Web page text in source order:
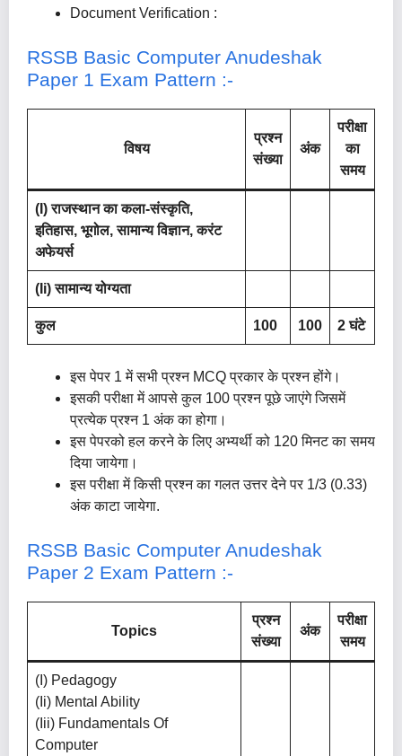
Document Verification :
RSSB Basic Computer Anudeshak
Paper 1 Exam Pattern :-
विषय
प्रश्न
संख्या
अंक
परीक्षा
का
समय
(i) राजस्थान का कला-संस्कृति,
इतिहास, भूगोल, सामान्य विज्ञान, करंट
अफेयर्स
(ii) सामान्य योग्यता
कुल 100 100 2 घंटे
इस पेपर 1 में सभी प्रश्न MCQ प्रकार के प्रश्न होंगे।
इसकी परीक्षा में आपसे कुल 100 प्रश्न पूछे जाएंगे जिसमें
प्रत्येक प्रश्न 1 अंक का होगा।
इस पेपरको हल करने के लिए अभ्यर्थी को 120 मिनट का समय
दिया जायेगा।
इस परीक्षा में किसी प्रश्न का गलत उत्तर देने पर 1/3 (0.33)
अंक काटा जायेगा.
RSSB Basic Computer Anudeshak
Paper 2 Exam Pattern :-
Topics
प्रश्न
संख्या
अंक
परीक्षा
समय
(i) Pedagogy
(ii) Mental Ability
(iii) Fundamentals Of
Computer